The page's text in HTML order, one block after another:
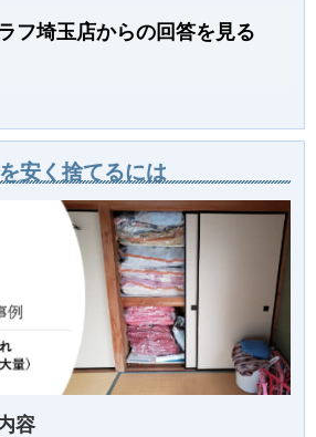
フ埼玉店からの回答を見る
安く捨てるには
容